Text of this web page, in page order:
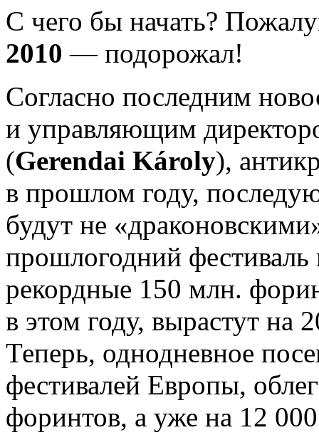
С чего бы начать?
2010 — подорожал!
Согласно последним
и управляющим
(Gerendai Károly),
в прошлом году,
будут не
прошлогодний фестиваль
рекордные 150 млн.
в этом году, вырастут на
Теперь, однодневное
фестивалей Европы,
форинтов, а уже на 12